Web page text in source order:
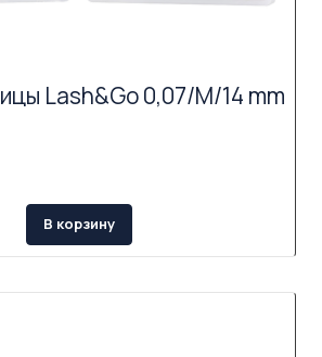
Lash&Go 0,07/M/14 mm
В корзину